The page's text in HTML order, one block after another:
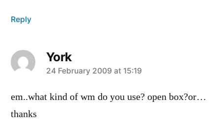
Reply
York
says:
24 February 2009 at 15:19
em..what kind of wm do you use? open box?or…
thanks